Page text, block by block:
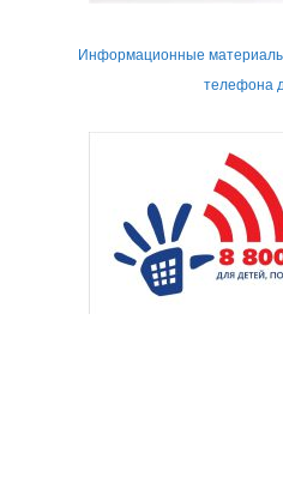
Информационные материалы
телефона